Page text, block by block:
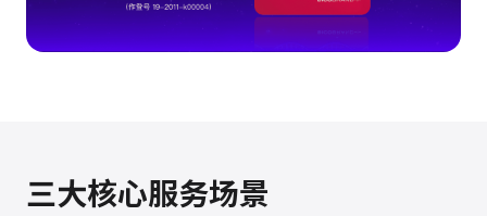
三大核心服务场景